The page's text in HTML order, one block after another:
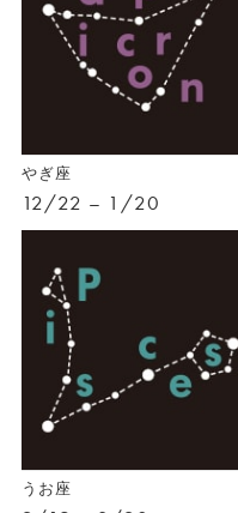
やぎ座
12/22 – 1/20
うお座